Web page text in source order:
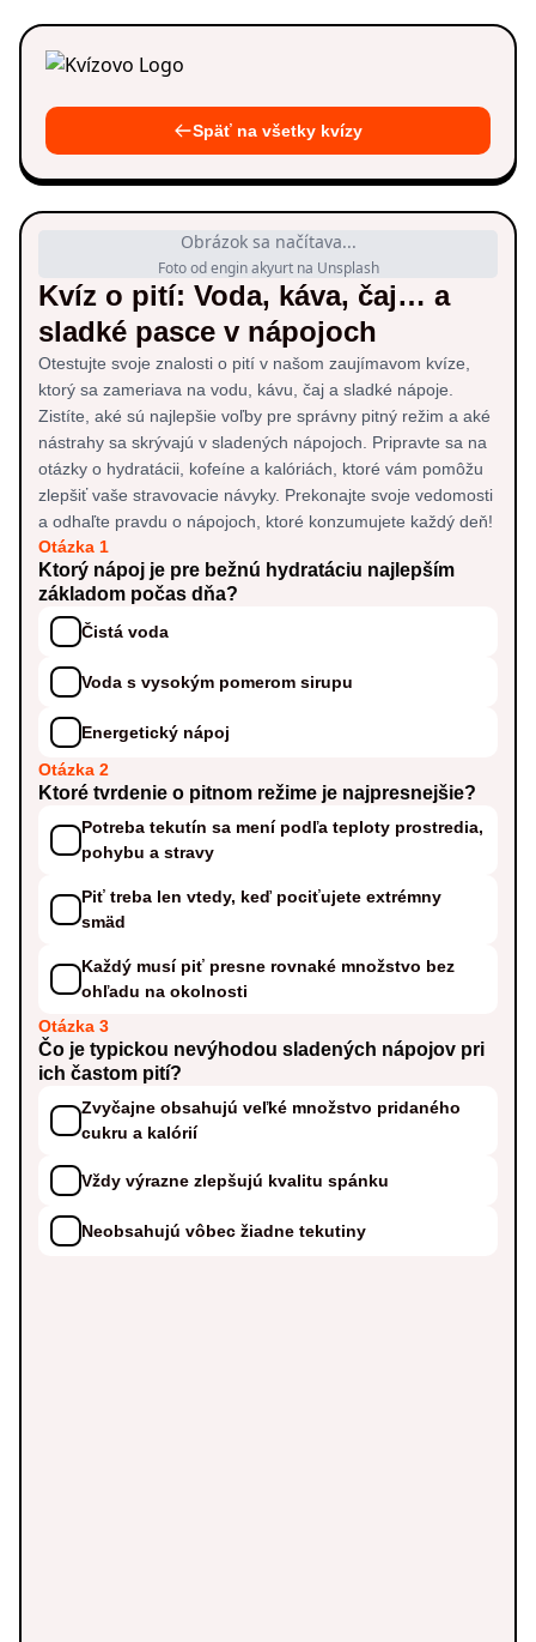
Späť na všetky kvízy
Obrázok sa načítava...
Foto od engin akyurt na Unsplash
Kvíz o pití: Voda, káva, čaj… a
sladké pasce v nápojoch
Otestujte svoje znalosti o pití v našom zaujímavom kvíze,
ktorý sa zameriava na vodu, kávu, čaj a sladké nápoje.
Zistíte, aké sú najlepšie voľby pre správny pitný režim a aké
nástrahy sa skrývajú v sladených nápojoch. Pripravte sa na
otázky o hydratácii, kofeíne a kalóriách, ktoré vám pomôžu
zlepšiť vaše stravovacie návyky. Prekonajte svoje vedomosti
a odhaľte pravdu o nápojoch, ktoré konzumujete každý deň!
Otázka 1
Ktorý nápoj je pre bežnú hydratáciu najlepším
základom počas dňa?
Čistá voda
Voda s vysokým pomerom sirupu
Energetický nápoj
Otázka 2
Ktoré tvrdenie o pitnom režime je najpresnejšie?
Potreba tekutín sa mení podľa teploty prostredia,
pohybu a stravy
Piť treba len vtedy, keď pociťujete extrémny
smäd
Každý musí piť presne rovnaké množstvo bez
ohľadu na okolnosti
Otázka 3
Čo je typickou nevýhodou sladených nápojov pri
ich častom pití?
Zvyčajne obsahujú veľké množstvo pridaného
cukru a kalórií
Vždy výrazne zlepšujú kvalitu spánku
Neobsahujú vôbec žiadne tekutiny